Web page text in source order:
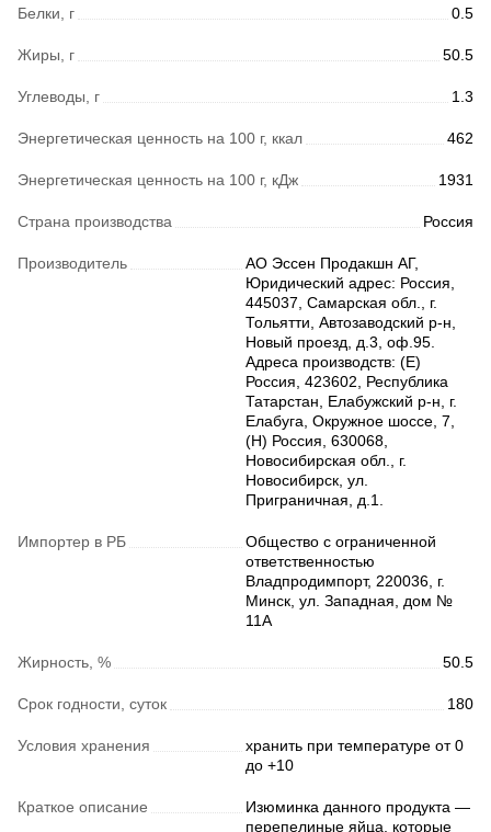
Белки, г 0.5
Жиры, г 50.5
Углеводы, г 1.3
Энергетическая ценность на 100 г, ккал 462
Энергетическая ценность на 100 г, кДж 1931
Страна производства Россия
Производитель
АО Эссен Продакшн АГ,
Юридический адрес: Россия,
445037, Самарская обл., г.
Тольятти, Автозаводский р-н,
Новый проезд, д.3, оф.95.
Адреса производств: (Е)
Россия, 423602, Республика
Татарстан, Елабужский р-н, г.
Елабуга, Окружное шоссе, 7,
(Н) Россия, 630068,
Новосибирская обл., г.
Новосибирск, ул.
Приграничная, д.1.
Импортер в РБ
Общество с ограниченной
ответственностью
Владпродимпорт, 220036, г.
Минск, ул. Западная, дом №
11А
Жирность, % 50.5
Срок годности, суток 180
Условия хранения
хранить при температуре от 0
до +10
Краткое описание
Изюминка данного продукта —
перепелиные яйца, которые